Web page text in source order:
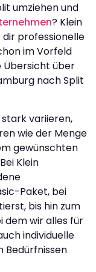
umziehen und
? Klein
professionelle
im Vorfeld
Übersicht über
nach Split
variieren,
wie der Menge
gewünschten
Klein
Paket, bei
bis hin zum
dem wir alles für
individuelle
Bedürfnissen